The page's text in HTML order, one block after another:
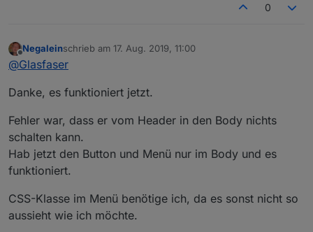
Spoiler
Header (mit Infos wie Datum, Uhr, usw.), der ein
eigenes View in Widget ist
und Body mit den einzelnen Views.
Wenn ich den Menübutton in den Header packe und
das View in Widget (für das Menü) in den Body,
bleibt die ganze Seite leer!
0
Offline
Negaleinschrieb am 17. Aug. 2019, 11:00
zuletzt editiert von
@Glasfaser
Danke, es funktioniert jetzt.
Fehler war, dass er vom Header in den Body nichts
schalten kann.
Hab jetzt den Button und Menü nur im Body und es
funktioniert.
CSS-Klasse im Menü benötige ich, da es sonst nicht so
aussieht wie ich möchte.